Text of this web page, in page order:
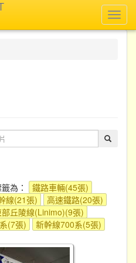
為：
鐵路車輛(45張)
線(21張)
高速鐵路(20張)
丘陵線(Linimo)(9張)
(7張)
新幹線700系(5張)